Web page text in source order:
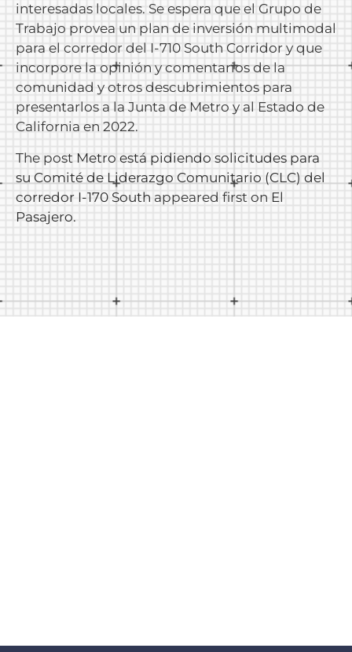
interesadas locales. Se espera que el Grupo de
Trabajo provea un plan de inversión multimodal
para el corredor del I-710 South Corridor y que
incorpore la opinión y comentarios de la
comunidad y otros descubrimientos para
presentarlos a la Junta de Metro y al Estado de
California en 2022.
The post Metro está pidiendo solicitudes para
su Comité de Liderazgo Comunitario (CLC) del
corredor I-170 South appeared first on El
Pasajero.